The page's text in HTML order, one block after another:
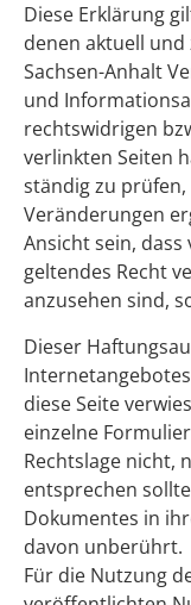
Diese Erklärung
denen aktuell
Sachsen-Anhalt
und
rechtswidrigen
verlinkten Seiten
ständig zu
Veränderungen
Ansicht sein,
geltendes Recht
anzusehen sind,
Dieser
diese Seite
einzelne
Rechtslage nicht,
entsprechen
Dokumentes in
davon unberührt.
Für die Nutzung